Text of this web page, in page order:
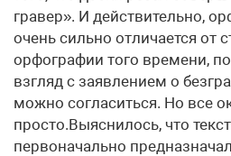
гравер». И действительно,
очень сильно отличается от
орфографии того времени,
взгляд с заявлением о
можно согласиться. Но все
просто.Выяснилось, что
первоначально